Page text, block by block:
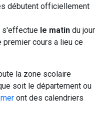
débutent officiellement
s'effectue le matin du jour
premier cours a lieu ce
la zone scolaire
soit le département ou
ont des calendriers